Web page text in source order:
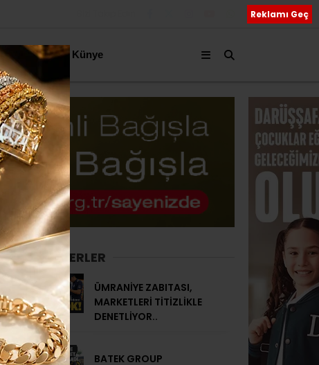
Hakkımızda Künye
SON HABERLER
ÜMRANİYE ZABITASI,
MARKETLERİ TİTİZLİKLE
DENETLİYOR..
BATEK GROUP
Reklamı Geç